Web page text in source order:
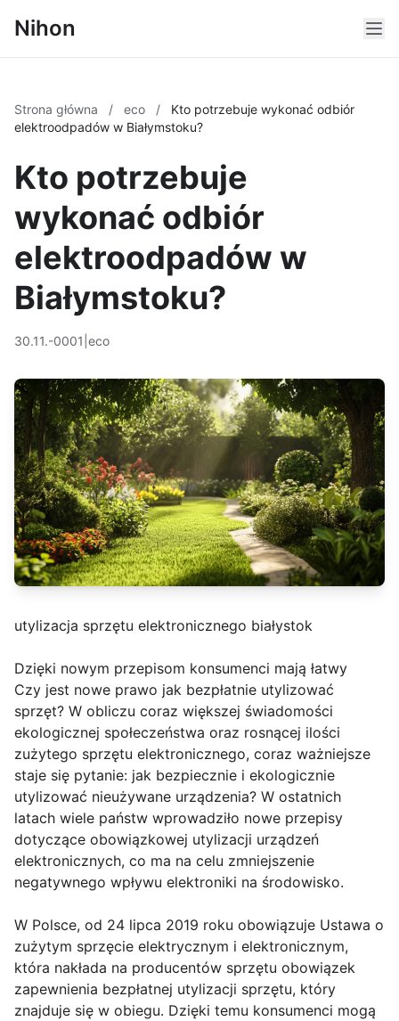
Nihon
Strona główna / eco /
Kto potrzebuje wykonać odbiór
elektroodpadów w Białymstoku?
Kto potrzebuje
wykonać odbiór
elektroodpadów w
Białymstoku?
30.11.-0001 eco
utylizacja sprzętu elektronicznego białystok
Dzięki nowym przepisom konsumenci mają łatwy
Czy jest nowe prawo jak bezpłatnie utylizować
sprzęt? W obliczu coraz większej świadomości
ekologicznej społeczeństwa oraz rosnącej ilości
zużytego sprzętu elektronicznego, coraz ważniejsze
staje się pytanie: jak bezpiecznie i ekologicznie
utylizować nieużywane urządzenia? W ostatnich
latach wiele państw wprowadziło nowe przepisy
dotyczące obowiązkowej utylizacji urządzeń
elektronicznych, co ma na celu zmniejszenie
negatywnego wpływu elektroniki na środowisko.
W Polsce, od 24 lipca 2019 roku obowiązuje Ustawa o
zużytym sprzęcie elektrycznym i elektronicznym,
która nakłada na producentów sprzętu obowiązek
zapewnienia bezpłatnej utylizacji sprzętu, który
znajduje się w obiegu. Dzięki temu konsumenci mogą